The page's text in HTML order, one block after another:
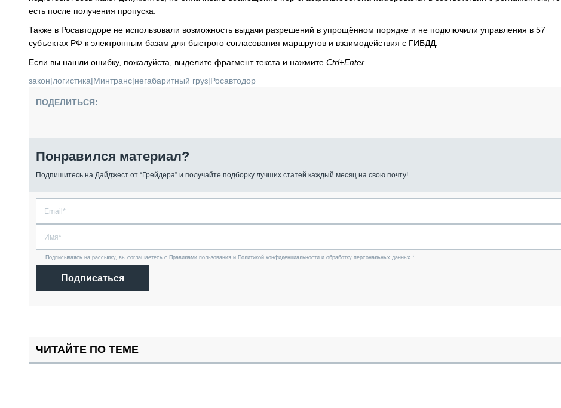
есть после получения пропуска.
Также в Росавтодоре не использовали возможность выдачи разрешений в упрощённом порядке и не подключили управления в 57
субъектах РФ к электронным базам для быстрого согласования маршрутов и взаимодействия с ГИБДД.
Если вы нашли ошибку, пожалуйста, выделите фрагмент текста и нажмите Ctrl+Enter
закон|логистика|Минтранс|негабаритный груз|Росавтодор
ПОДЕЛИТЬСЯ:
Понравился материал?
Подпишитесь на Дайджест от “Грейдера” и получайте подборку лучших статей каждый месяц на свою почту!
Подписываясь на рассылку, вы соглашаетесь с Правилами пользования и Политикой конфиденциальности и обработку персональных данных *
Подписаться
ЧИТАЙТЕ ПО ТЕМЕ